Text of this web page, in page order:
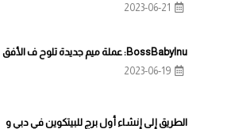
2023-06-21
BossBabyInu: عملة ميم جديدة تلوح ف الأفق
2023-06-19
الطريق إلى إنشاء أول برج للبيتكوين في دبي و